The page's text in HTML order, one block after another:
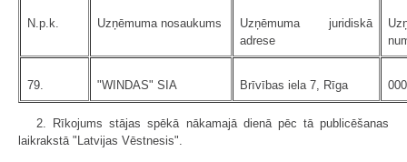
N.p.k. Uzņēmuma nosaukums
Uzņēmuma juridiskā
adrese
79. "WINDAS" SIA Brīvības iela 7, Rīga
2. Rīkojums stājas spēkā nākamajā dienā pēc tā publicēšanas
laikrakstā "Latvijas Vēstnesis".